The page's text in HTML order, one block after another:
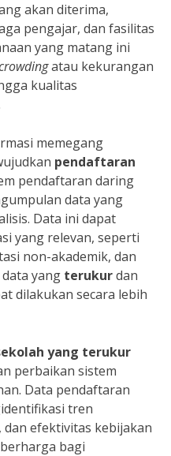
akan diterima,
pengajar, dan fasilitas
yang matang ini
atau kekurangan
kualitas
memegang
pendaftaran
pendaftaran daring
data yang
Data ini dapat
yang relevan, seperti
non-akademik, dan
yang terukurdan
dilakukan secara lebih
yang terukur
perbaikan sistem
Data pendaftaran
tren
efektivitas kebijakan
bagi